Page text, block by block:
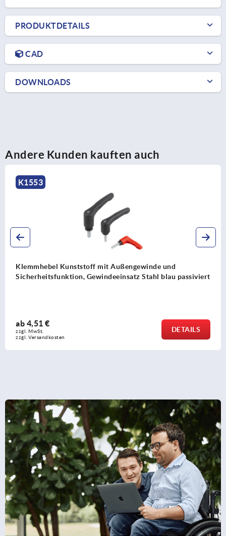
PRODUKTDETAILS
CAD
DOWNLOADS
Andere Kunden kauften auch
und
Stahl blau passiviert
DETAILS
Klemmhebel Zinkdruckguss mit
Gewindeeinsatz Stahl brüniert
zzgl. Versandkosten